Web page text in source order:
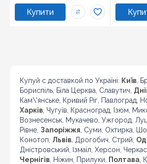
Купуй с доставкой по Україні: Київ ,
Бориспіль, Біла Церква, Славутич,
Кам\'янське, Кривий Ріг, Павлоград,
Харків , Чугуїв, Красноград, Ізюм,
Вознесенськ, Мукачево, Ужгород,
Рівне, Запоріжжя , Суми, Охтирка,
Конотоп, Львів , Дрогобич, Стрий,
Дністровський, Ізмаїл, Херсон,
Чернігів , Ніжин, Прилуки, Полтава ,